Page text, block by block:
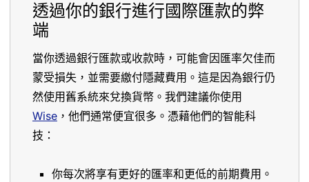
透過你的銀行進行國際匯款的弊
端
當你透過銀行匯款或收款時，可能會因匯率欠佳而
蒙受損失，並需要繳付隱藏費用。這是因為銀行仍
然使用舊系統來兌換貨幣。我們建議你使用
Wise ，他們通常便宜很多。憑藉他們的智能科
技：
你每次將享有更好的匯率和更低的前期費用。